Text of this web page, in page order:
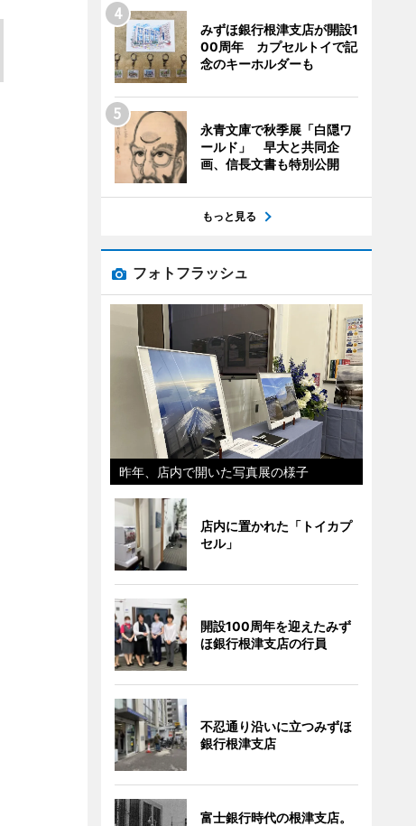
みずほ銀行根津支店が開設1
00周年 カプセルトイで記
念のキーホルダーも
永青文庫で秋季展「白隠ワ
ールド」 早大と共同企
画、信長文書も特別公開
もっと見る
フォトフラッシュ
昨年、店内で開いた写真展の様子
店内に置かれた「トイカプ
セル」
開設100周年を迎えたみず
ほ銀行根津支店の行員
不忍通り沿いに立つみずほ
銀行根津支店
富士銀行時代の根津支店。